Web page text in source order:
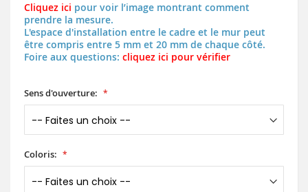
Cliquez ici pour voir l’image montrant comment
prendre la mesure.
L'espace d'installation entre le cadre et le mur peut
être compris entre 5 mm et 20 mm de chaque côté.
Foire aux questions: cliquez ici pour vérifier
Sens d'ouverture:
Coloris: